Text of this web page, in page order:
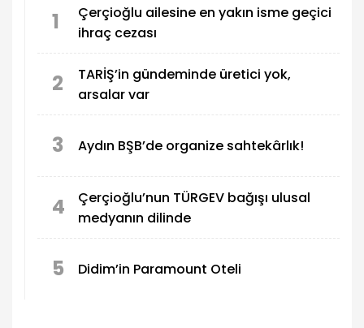
1
Çerçioğlu ailesine en yakın isme geçici
ihraç cezası
2
TARİŞ’in gündeminde üretici yok,
arsalar var
3 Aydın BŞB’de organize sahtekârlık!
4
Çerçioğlu’nun TÜRGEV bağışı ulusal
medyanın dilinde
5 Didim’in Paramount Oteli